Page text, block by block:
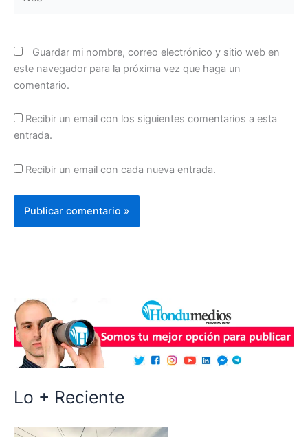
Guardar mi nombre, correo electrónico y sitio web en
este navegador para la próxima vez que haga un
comentario.
Recibir un email con los siguientes comentarios a esta
entrada.
Recibir un email con cada nueva entrada.
Lo + Reciente